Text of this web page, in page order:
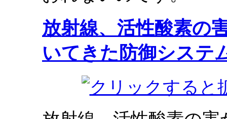
放射線、活性酸素の
いてきた防御システ